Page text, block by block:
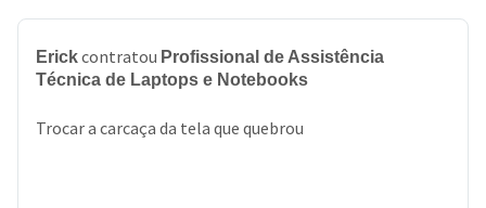
Erickcontratou Profissional de Assistência
Técnica de Laptops e Notebooks
Trocar a carcaça da tela que quebrou